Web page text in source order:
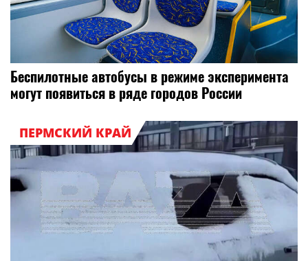
Беспилотные автобусы в режиме эксперимента
могут появиться в ряде городов России
ПЕРМСКИЙ КРАЙ